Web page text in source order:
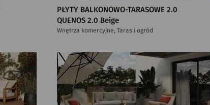
PŁYTY BALKONOWO-TARASOWE 2.0
QUENOS 2.0 Beige
Wnętrza komercyjne, Taras i ogród